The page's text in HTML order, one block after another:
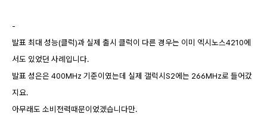
-
발표 최대 성능(클럭)과 실제 출시 클럭이 다른 경우는 이미 엑시노스4210에
서도 있었던 사례입니다.
발표 성은은 400MHz 기준이였는데 실제 갤럭시S2에는 266MHz로 들어갔
지요.
아무래도 소비전력때문이었겠습니다만.